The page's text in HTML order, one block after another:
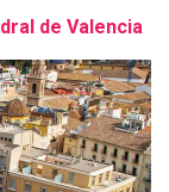
de Valencia